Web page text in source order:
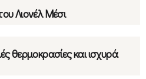
Λιονέλ Μέσι
θερμοκρασίες και ισχυρά